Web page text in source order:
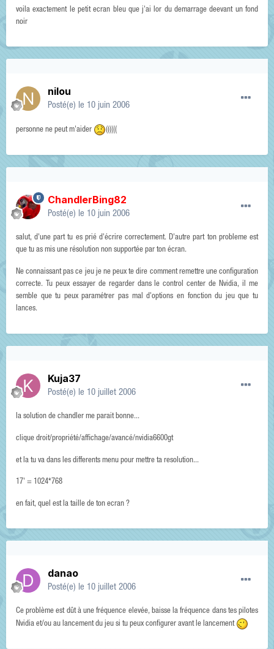
voila exactement le petit ecran bleu que j'ai lor du demarrage deevant un fond
noir
nilou
Posté(e) le 10 juin 2006
personne ne peut m'aider ((((((
ChandlerBing82
Posté(e) le 10 juin 2006
salut, d'une part tu es prié d'écrire correctement. D'autre part ton probleme est
que tu as mis une résolution non supportée par ton écran.
Ne connaissant pas ce jeu je ne peux te dire comment remettre une configuration
correcte. Tu peux essayer de regarder dans le control center de Nvidia, il me
semble que tu peux paramétrer pas mal d'options en fonction du jeu que tu
lances.
Kuja37
Posté(e) le 10 juillet 2006
la solution de chandler me parait bonne...
clique droit/propriété/affichage/avancé/nvidia6600gt
et la tu va dans les differents menu pour mettre ta resolution...
17' = 1024*768
en fait, quel est la taille de ton ecran ?
danao
Posté(e) le 10 juillet 2006
Ce problème est dût à une fréquence elevée, baisse la fréquence dans tes pilotes
Nvidia et/ou au lancement du jeu si tu peux configurer avant le lancement